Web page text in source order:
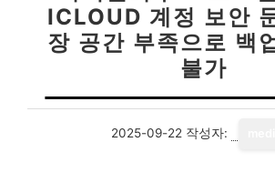
ICLOUD 계정 보안
장 공간 부족으로 백
불가
2025-09-22 작성자: